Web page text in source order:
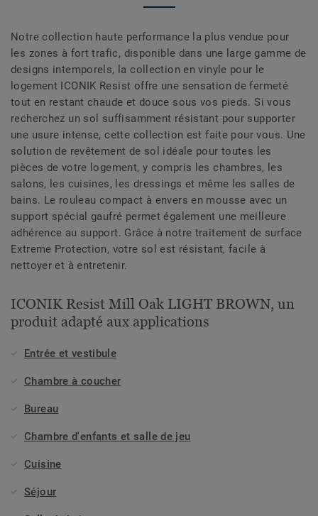
Notre collection haute performance la plus vendue pour
les zones à fort trafic, disponible dans une large gamme de
designs intemporels, la collection en vinyle pour le
logement ICONIK Resist offre une sensation de fermeté
tout en restant chaude et douce sous vos pieds. Si vous
recherchez un sol suffisamment résistant pour supporter
une usure intense, cette collection est faite pour vous. Une
solution de revêtement de sol idéale pour toutes les
pièces de votre logement, y compris les chambres, les
salons, les cuisines, les dressings et même les salles de
bains. Le rouleau compact à envers en mousse avec un
support spécial gaufré permet également une meilleure
adhérence au support. Grâce à notre traitement de surface
Extreme Protection, votre sol est résistant, facile à
nettoyer et à entretenir.
ICONIK Resist Mill Oak LIGHT BROWN, un
produit adapté aux applications
Entrée et vestibule
Chambre à coucher
Bureau
Chambre d'enfants et salle de jeu
Cuisine
Séjour